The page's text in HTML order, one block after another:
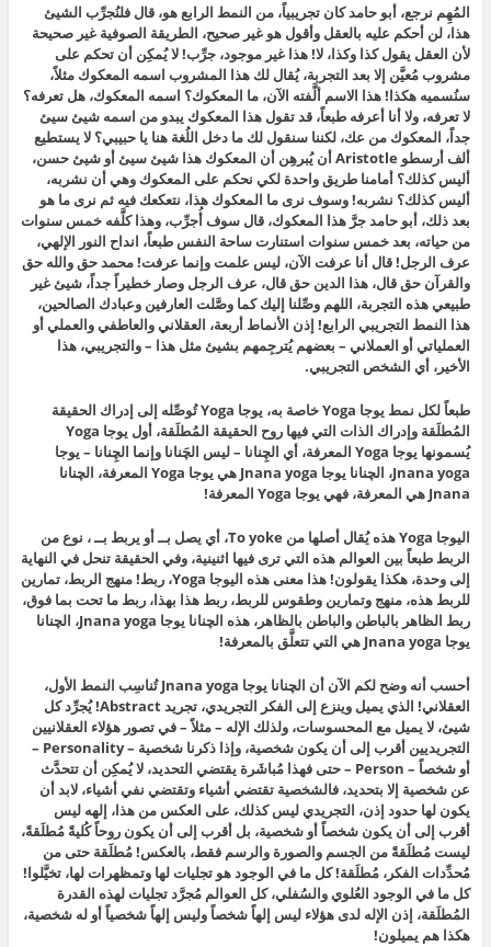
المُهِم نرجع، أبو حامد كان تجريبياً، من النمط الرابع هو، قال فلنُجرِّب الشيئ
هذا، لن أحكم عليه بالعقل وأقول هو غير صحيح، الطريقة الصوفية غير صحيحة
لأن العقل يقول كذا وكذا، لا! هذا غير موجود، جرِّب! لا يُمكِن أن تحكم على
مشروب مُعيَّن إلا بعد التجربة، يُقال لك هذا المشروب اسمه المعكوك مثلاً،
سنُسميه هكذا! هذا الاسم ألَّفته الآن، ما المعكوك؟ اسمه المعكوك، هل تعرفه؟
لا تعرفه، ولا أنا أعرفه طبعاً، قد تقول هذا المعكوك يبدو من اسمه شيئ سيئ
جداً، المعكوك من عك، لكننا سنقول لك ما دخل اللُغة هنا يا حبيبي؟ لا يستطيع
ألف أرسطو Aristotle أن يُبرهِن أن المعكوك هذا شيئ سيئ أو شيئ حسن،
أليس كذلك؟ أمامنا طريق واحدة لكي نحكم على المعكوك وهي أن نشربه،
أليس كذلك؟ نشربه! وسوف نرى ما المعكوك هذا، نتعكعك فيه ثم نرى ما هو
بعد ذلك، أبو حامد جرَّ هذا المعكوك، قال سوف أُجرِّب، وهذا كلَّفه خمس سنوات
من حياته، بعد خمس سنوات استنارت ساحة النفس طبعاً، انداح النور الإلهي،
عرف الرجل! قال أنا عرفت الآن، ليس علمت وإنما عرفت! محمد حق والله حق
والقرآن حق قال، هذا الدين حق قال، عرف الرجل وصار خطيراً جداً، شيئ غير
طبيعي هذه التجربة، اللهم وصِّلنا إليك كما وصَّلت العارفين وعبادك الصالحين،
هذا النمط التجريبي الرابع! إذن الأنماط أربعة، العقلاني والعاطفي والعملي أو
العملياتي أو العملاني – بعضهم يُترجِمهم بشيئ مثل هذا – والتجريبي، هذا
الأخير، أي الشخص التجريبي.
طبعاً لكل نمط يوجا Yoga خاصة به، يوجا Yoga تُوصِّله إلى إدراك الحقيقة
المُطلَقة وإدراك الذات التي فيها روح الحقيقة المُطلَقة، أول يوجا Yoga
يُسمونها يوجا Yoga المعرفة، أي الچِنانا – ليس الچَنانا وإنما الچِنانا – يوجا
Jnana yoga، الچنانا يوجا Jnana yoga هي يوجا Yoga المعرفة، الچنانا
Jnana هي المعرفة، فهي يوجا Yoga المعرفة!
اليوجا Yoga هذه يُقال أصلها من To yoke، أي يصل بــ أو يربط بــ ، نوع من
الربط طبعاً بين العوالم هذه التي ترى فيها اثنينية، وفي الحقيقة تنحل في النهاية
إلى وحدة، هكذا يقولون! هذا معنى هذه اليوجا Yoga، ربط! منهج الربط، تمارين
للربط هذه، منهج وتمارين وطقوس للربط، ربط هذا بهذا، ربط ما تحت بما فوق،
ربط الظاهر بالباطن والباطن بالظاهر، هذه الچنانا يوجا Jnana yoga، الچنانا
يوجا Jnana yoga هي التي تتعلَّق بالمعرفة!
أحسب أنه وضح لكم الآن أن الچنانا يوجا Jnana yoga تُناسِب النمط الأول،
العقلاني! الذي يميل وينزع إلى الفكر التجريدي، تجريد Abstract! يُجرِّد كل
شيئ، لا يميل مع المحسوسات، ولذلك الإله – مثلاً – في تصور هؤلاء العقلانيين
التجريديين أقرب إلى أن يكون شخصية، وإذا ذكرنا شخصية – Personality –
أو شخصاً – Person – حتى فهذا مُباشَرة يقتضي التحديد، لا يُمكِن أن تتحدَّث
عن شخصية إلا بتحديد، فالشخصية تقتضي أشياء وتقتضي نفي أشياء، لابد أن
يكون لها حدود إذن، التجريدي ليس كذلك، على العكس من هذا، إلهه ليس
أقرب إلى أن يكون شخصاً أو شخصية، بل أقرب إلى أن يكون روحاً كُليةً مُطلَقةً،
ليست مُطلَقةً من الجسم والصورة والرسم فقط، بالعكس! مُطلَقة حتى من
مُحدِّدات الفكر، مُطلَقة! كل ما في الوجود هو تجليات لها وتمظهرات لها، تخيَّلوا!
كل ما في الوجود العُلوي والسُفلي، كل العوالم مُجرَّد تجليات لهذه القدرة
المُطلَقة، إذن الإله لدى هؤلاء ليس إلهاً شخصاً وليس إلهاً شخصياً أو له شخصية،
هكذا هم يميلون!